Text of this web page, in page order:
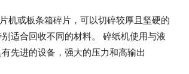
机或板条箱碎片，可以切碎较厚且坚硬的
适合回收不同的材料。 碎纸机使用与液
先进的设备，强大的压力和高输出